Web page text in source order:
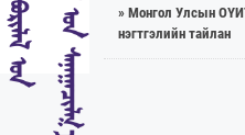
» Монгол Улсын
нэгтгэлийн тайлан